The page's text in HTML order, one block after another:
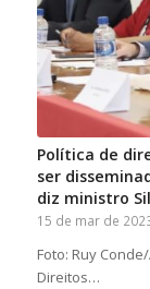
Política de
ser
diz ministro
15 de mar de
Foto: Ruy
Direitos…